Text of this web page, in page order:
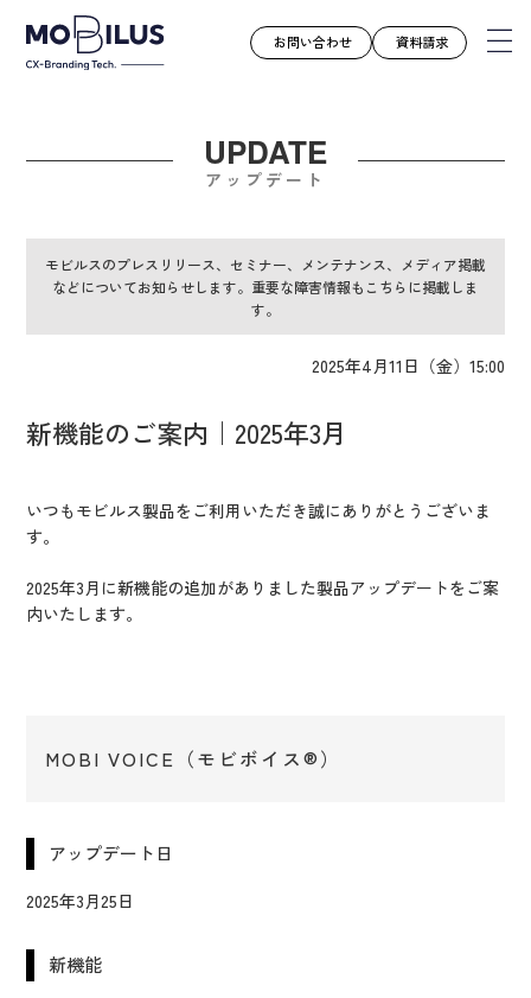
モビルスとは
導入事例
ユースケース
お知らせ
お役立ち資料
採用情報
CX向上情報サイト
お問い合わせ 資料請求
UPDATE
アップデート
モビルスのプレスリリース、セミナー、メンテナンス、メディア掲載
などについてお知らせします。重要な障害情報もこちらに掲載しま
す。
2025年4月11日（金）15:00
新機能のご案内｜2025年3月
いつもモビルス製品をご利用いただき誠にありがとうございま
す。
2025年3月に新機能の追加がありました製品アップデートをご案
内いたします。
MOBI VOICE（モビボイス®）
アップデート日
2025年3月25日
新機能